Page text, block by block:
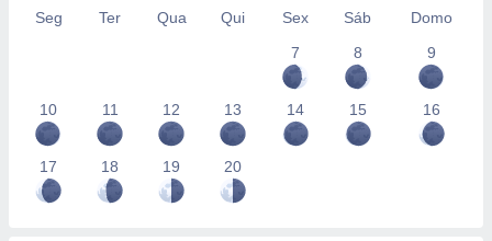
Seg Ter Qua Qui Sex Sáb
Domo
7
8 9
10 11 12 13 14 15 16
17 18 19 20